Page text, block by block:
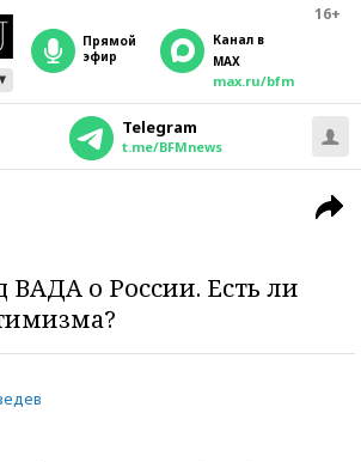
16+
прямой
эфир
Канал в
MAX
max.ru/bfm
Telegram
t.me/BFMnews
ВАДА о России. Есть ли